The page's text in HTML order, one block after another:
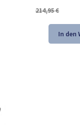
214,95€
In den